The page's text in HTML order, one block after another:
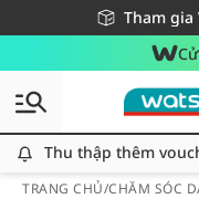
Tham gia
Miễn phí giao
Giao hàng nhanh
Thu thập thêm
TRANG CHỦ/CHĂM SÓC